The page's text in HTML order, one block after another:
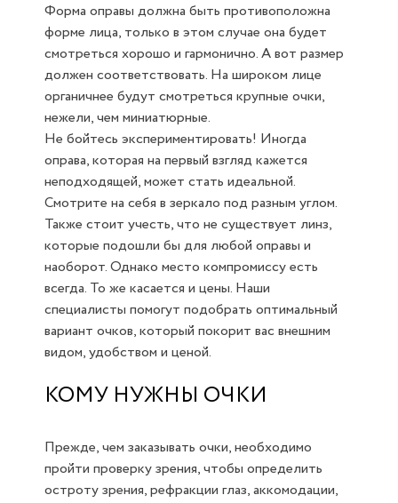
Форма оправы должна быть противоположна
форме лица, только в этом случае она будет
смотреться хорошо и гармонично. А вот размер
должен соответствовать. На широком лице
органичнее будут смотреться крупные очки,
нежели, чем миниатюрные.
Не бойтесь экспериментировать! Иногда
оправа, которая на первый взгляд кажется
неподходящей, может стать идеальной.
Смотрите на себя в зеркало под разным углом.
Также стоит учесть, что не существует линз,
которые подошли бы для любой оправы и
наоборот. Однако место компромиссу есть
всегда. То же касается и цены. Наши
специалисты помогут подобрать оптимальный
вариант очков, который покорит вас внешним
видом, удобством и ценой.
КОМУ НУЖНЫ ОЧКИ
Прежде, чем заказывать очки, необходимо
пройти проверку зрения, чтобы определить
остроту зрения, рефракции глаз, аккомодации,